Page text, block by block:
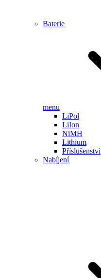
Baterie
menu
LiPol
LiIon
NiMH
Lithium
Příslušenství
Nabíjení